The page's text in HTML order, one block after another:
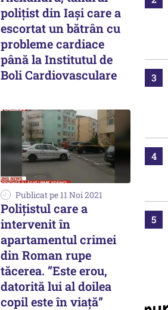
poliţist din Iaşi care a
escortat un bătrân cu
probleme cardiace
până la Institutul de
Boli Cardiovasculare
Publicat pe 11 Noi 2021
Polițistul care a
intervenit în
apartamentul crimei
din Roman rupe
tăcerea. ”Este erou,
datorită lui al doilea
copil este în viață”